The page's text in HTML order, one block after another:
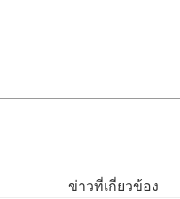
ข่าวที่เกี่ยวข้อง